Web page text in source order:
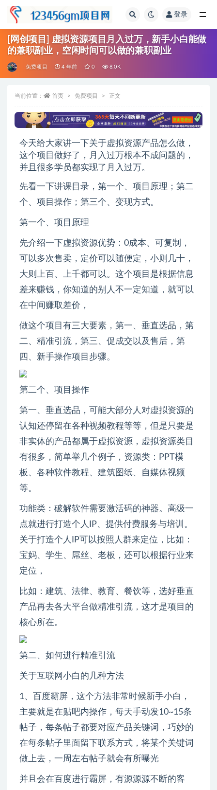
登录
[网创项目] 虚拟资源项目月入过万，新手小白能做
的兼职副业，空闲时间可以做的兼职副业
免费项目 4 年前 0 8.0K
当前位置： 首页 免费项目 正文
今天给大家讲一下关于虚拟资源产品怎么做，
这个项目做好了，月入过万根本不成问题的，
并且很多学员都实现了月入过万。
先看一下讲课目录，第一个、项目原理；第二
个、项目操作；第三个、变现方式。
第一个、项目原理
先介绍一下虚拟资源优势：0成本、可复制，
可以多次售卖，定价可以随便定，小则几十，
大则上百、上千都可以。这个项目是根据信息
差来赚钱，你知道的别人不一定知道，就可以
在中间赚取差价，
做这个项目有三大要素，第一、垂直选品，第
二、精准引流，第三、促成交以及售后，第
四、新手操作项目步骤。
第二个、项目操作
第一、垂直选品，可能大部分人对虚拟资源的
认知还停留在各种视频教程等等，但是只要是
非实体的产品都属于虚拟资源，虚拟资源类目
有很多，简单举几个例子，资源类：PPT模
板、各种软件教程、建筑图纸、自媒体视频
等。
功能类：破解软件需要激活码的神器。高级一
点就进行打造个人IP、提供付费服务与培训。
关于打造个人IP可以按照人群来定位，比如：
宝妈、学生、屌丝、老板，还可以根据行业来
定位，
比如：建筑、法律、教育、餐饮等，选好垂直
产品再去各大平台做精准引流，这才是项目的
核心所在。
第二、如何进行精准引流
关于互联网小白的几种方法
1、百度霸屏，这个方法非常时候新手小白，
主要就是在贴吧内操作，每天手动发10~15条
帖子，每条帖子都要对应产品关键词，巧妙的
在每条帖子里面留下联系方式，将某个关键词
做上去，一周左右帖子就会有所曝光
并且会在百度进行霸屏，有源源源不断的客